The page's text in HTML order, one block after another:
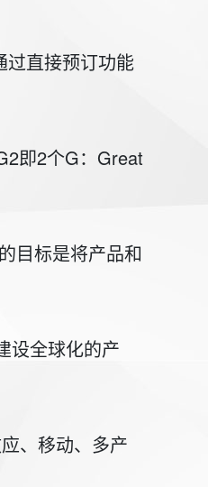
过直接预订功能
即2个G：Great
目标是将产品和
设全球化的产
、移动、多产